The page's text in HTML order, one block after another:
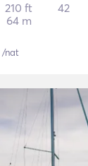
210 ft
64 m
42
/nat